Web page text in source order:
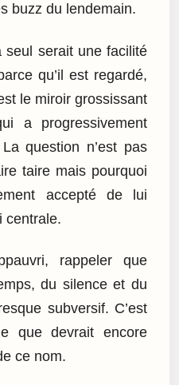
buzz du lendemain.
seul serait une facilité
qu’il est regardé,
le miroir grossissant
a progressivement
question n’est pas
taire mais pourquoi
accepté de lui
centrale.
rappeler que
du silence et du
subversif. C’est
que devrait encore
ce nom.